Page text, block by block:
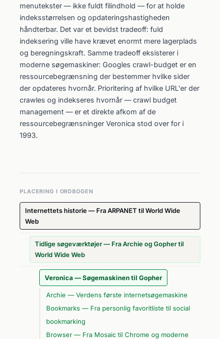
menutekster — ikke fuldt filindhold — for at holde
indeksstørrelsen og opdateringshastigheden
håndterbar. Det var et bevidst tradeoff: fuld
indeksering ville have krævet enormt mere lagerplads
og beregningskraft. Samme tradeoff eksisterer i
moderne søgemaskiner: Googles crawl-budget er en
ressourcebegrænsning der bestemmer hvilke sider
der opdateres hvornår. Prioritering af hvilke URL'er der
crawles og indekseres hvornår — crawl budget
management — er et direkte afkom af de
ressourcebegrænsninger Veronica stod over for i
1993.
PLACERING I ORDBOGEN
Internettets historie — Fra ARPANET til World Wide
Web
Tidlige søgeværktøjer — Fra Archie og Gopher til
World Wide Web
Veronica — Søgemaskinen til Gopher
Archie — Verdens første internetsøgemaskine
Bookmarks — Fra personlig favoritliste til social
bookmarking
Browser — Fra Mosaic til Chrome og moderne